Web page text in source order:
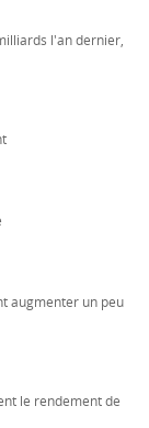
l'an dernier,
augmenter un peu
le rendement de